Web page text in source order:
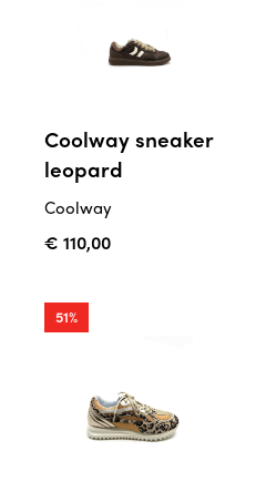
Coolway sneaker
leopard
Coolway
€ 110,00
51%